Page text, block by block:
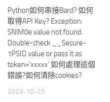
Python如何串接Bard? 如何
取得API Key? Exception:
SNlM0e value not found.
Double-check __Secure-
1PSID value or pass it as
token=’xxxxx’ 如何處理這個
錯誤?如何清除cookies?
2023-10-25